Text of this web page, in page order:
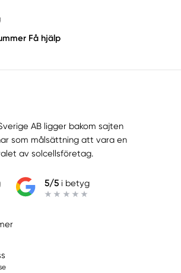
Få hjälp
AB ligger bakom sajten
som målsättning att vara en
av solcellsföretag.
5/5i betyg